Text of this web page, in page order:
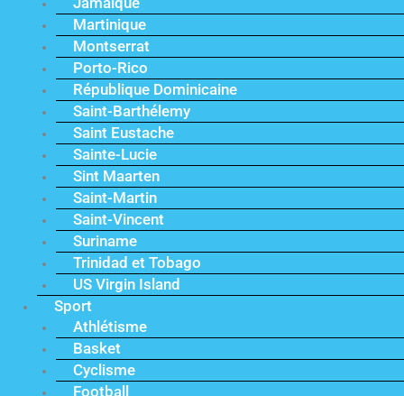
Martinique
Montserrat
Porto-Rico
République Dominicaine
Saint-Barthélemy
Saint Eustache
Sainte-Lucie
Sint Maarten
Saint-Martin
Saint-Vincent
Suriname
Trinidad et Tobago
US Virgin Island
Sport
Athlétisme
Basket
Cyclisme
Football